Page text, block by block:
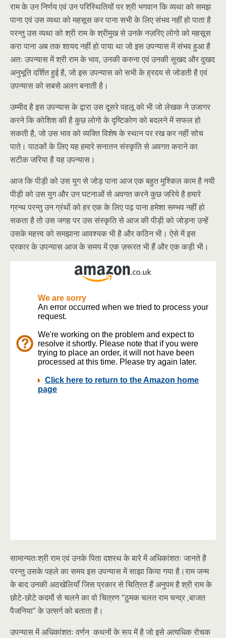
राम के उन निर्णय एवं उन परिस्थितियों पर श्री भगवान कि व्यथा को समझ
पाना एवं उस व्यथा को महसूस कर पाना सभी के लिए संभव नहीं हो पाता है
परन्तु उस व्यथा को श्री राम के श्रीमुख से उनके नज़रिए लोगो को महसूस
करा पाना अब तक शायद नहीं हो पाया था जो इस उपन्यास में संभव हुआ है
अतः उपन्यास में श्री राम के भाव, उनकी करुना एवं उनकी सुखद और दुखद
अनुभूति दर्शित हुई है, जो इस उपन्यास को सभी के ह्रदय से जोडती है एवं
उपन्यास को सबसे अलग बनाती है।
उम्मीद है इस उपन्यास के द्वारा उस दूसरे पहलू को भी जो लेखक ने उजागर
करने कि कोशिश की है कुछ लोगो के दृष्टिकोण को बदलने में सफल हो
सकती है, जो उस भाव को व्यक्ति विशेष के स्थान पर रख कर नहीं सोच
पाते। पाठकों के लिए यह हमारे सनातन संस्कृति से अवगत कराने का
सटीक जरिया है यह उपन्यास।
आज कि पीड़ी को उस युग से जोड़ पाना आज एक बहुत मुश्किल काम है नयी
पीड़ी को उस युग और उन घटनाओं से अवगत करने कुछ जरिये है हमारे
ग्रन्थ परन्तु उन ग्रंथों को हर एक के लिए पढ़ पाना हमेशा सम्भव नहीं हो
सकता है तो उस जगह पर उस संस्कृति से आज की पीड़ी को जोड़ना उन्हें
उसके महत्त्व को समझाना आवश्यक भी है और कठिन भी। ऐसे में इस
प्रकार के उपन्यास आज के समय में एक ज़रूरत भी हैं और एक कड़ी भी।
सामान्यतःश्री राम एवं उनके पिता दशरथ के बारे में अधिकांशतः जानते है
परन्तु उसके पहले का समय इस उपन्यास में साझा किया गया है।राम जन्म
के बाद उनकी अठखेलियाँ जिस प्रकार से चित्रित हैं अनुपम है श्री राम के
छोटे-छोटे कदमों से चलने का वो चित्रण “ठुमक चलत राम चन्द्र ,बाजत
पैजनिया” के उत्सर्ग को बताता है।
उपन्यास में अधिकांशतः वर्णन कथनों के रूप में है जो इसे अत्यधिक रोचक